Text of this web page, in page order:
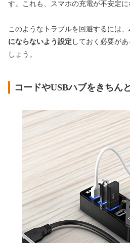
す。これも、スマホの充電が不安定に
このようなトラブルを回避するには、
にならないよう設定 しておく必要が
しょう。
コードやUSBハブをきちん